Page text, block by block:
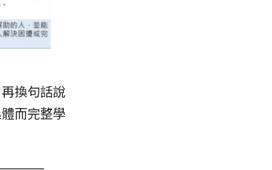
換句話說
而完整學